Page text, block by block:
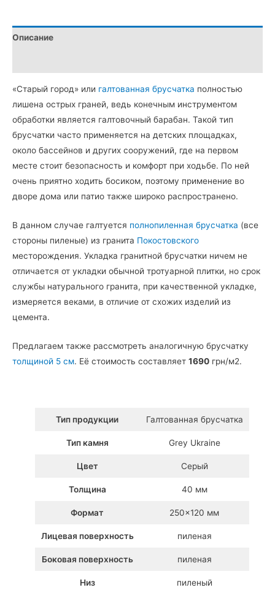
Описание
«Старый город» или галтованная брусчатка полностью
лишена острых граней, ведь конечным инструментом
обработки является галтовочный барабан. Такой тип
брусчатки часто применяется на детских площадках,
около бассейнов и других сооружений, где на первом
месте стоит безопасность и комфорт при ходьбе. По ней
очень приятно ходить босиком, поэтому применение во
дворе дома или патио также широко распространено.
В данном случае галтуется полнопиленная брусчатка (все
стороны пиленые) из гранита Покостовского
месторождения. Укладка гранитной брусчатки ничем не
отличается от укладки обычной тротуарной плитки, но срок
службы натурального гранита, при качественной укладке,
измеряется веками, в отличие от схожих изделий из
цемента.
Предлагаем также рассмотреть аналогичную брусчатку
толщиной 5 см. Её стоимость составляет 1690 грн/м2.
Тип продукции Галтованная брусчатка
Тип камня Grey Ukraine
Цвет Серый
Толщина 40 мм
Формат 250×120 мм
Лицевая поверхность пиленая
Боковая поверхность пиленая
Низ пиленый